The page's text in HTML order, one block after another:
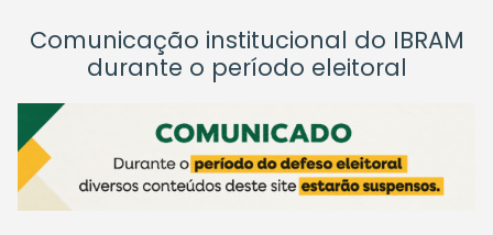
Comunicação institucional do IBRAM
durante o período eleitoral